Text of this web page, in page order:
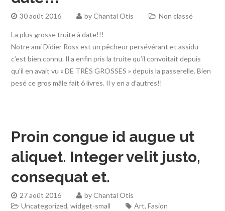
30 août 2016 byChantal Otis Non classé
La plus grosse truite à date!!!
Notre ami Didier Ross est un pêcheur persévérant et assidu
c’est bien connu. Il a enfin pris la truite qu’il convoitait depuis
qu’il en avait vu « DE TRÈS GROSSES » depuis la passerelle. Bien
pesé ce gros mâle fait 6 livres. Il y en a d’autres!!
Proin congue id augue ut
aliquet. Integer velit justo,
consequat et.
27 août 2016 byChantal Otis
Uncategorized,widget-small Art,Fasion